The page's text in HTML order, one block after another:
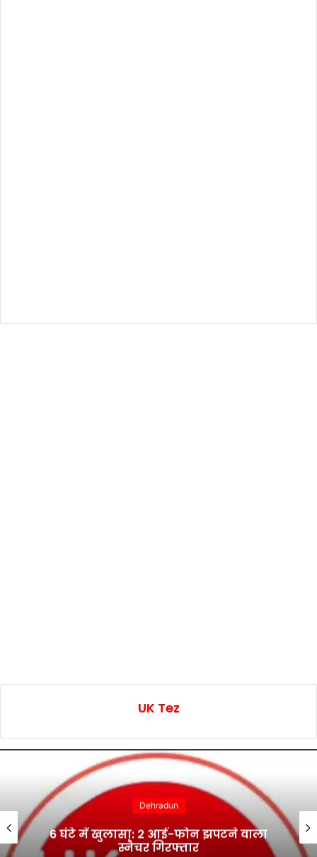
UK Tez
Dehradun
6 घंटे में खुलासा: 2 आई-फोन झपटने वाला
स्नैचर गिरफ्तार